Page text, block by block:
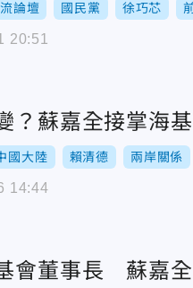
論壇 國民黨 徐巧芯
20:51
？蘇嘉全接掌海
國大陸 賴清德 兩岸關係
14:44
會董事長 蘇嘉